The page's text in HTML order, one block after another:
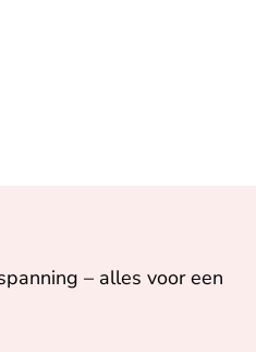
– alles voor een